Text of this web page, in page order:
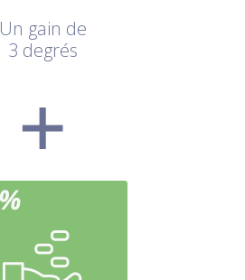
Un gain de
3 degrés